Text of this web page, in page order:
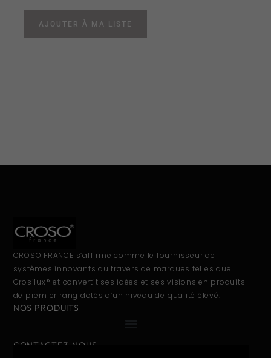
AJOUTER À MA LISTE
CROSO FRANCE s’affirme comme le fournisseur de
systèmes innovants au travers de marques telles que
Crosilux® et convertit ses idées et ses visions en produits
de premier rang dotés d’un niveau de qualité élevé.
NOS PRODUITS
CONTACTEZ-NOUS